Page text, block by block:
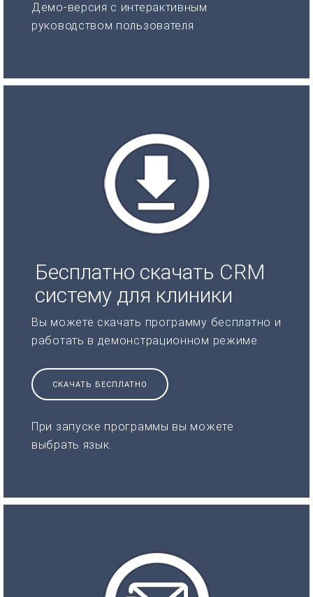
Демо-версия с интерактивным
руководством пользователя
Бесплатно скачать CRM
систему для клиники
Вы можете скачать программу бесплатно и
работать в демонстрационном режиме
СКАЧАТЬ БЕСПЛАТНО
При запуске программы вы можете
выбрать язык.